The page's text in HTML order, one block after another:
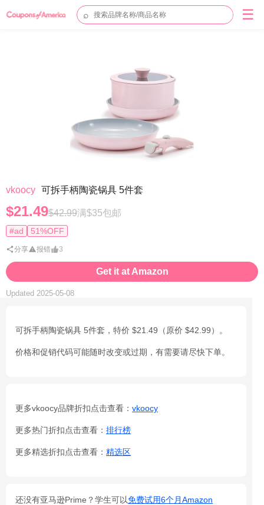
⌕ ☰
vkoocy 可拆手柄陶瓷锅具 5件套
$21.49$42.99满$35包邮
#ad 51%OFF
分享 报错 3
Get it at Amazon
Updated 2025-05-08
可拆手柄陶瓷锅具 5件套，特价 $21.49（原价 $42.99）。
价格和促销代码可能随时改变或过期，有需要请尽快下单。
更多vkoocy品牌折扣点击查看： vkoocy
更多热门折扣点击查看： 排行榜
更多精选折扣点击查看： 精选区
还没有亚马逊Prime？学生可以免费试用6个月Amazon